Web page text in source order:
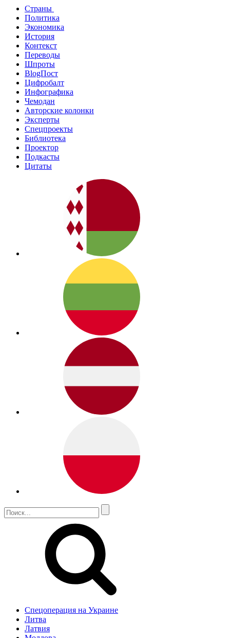
Страны
Политика
Экономика
История
Контекст
Переводы
Шпроты
BlogПост
Цифробалт
Инфографика
Чемодан
Авторские колонки
Эксперты
Спецпроекты
Библиотека
Проектор
Подкасты
Цитаты
Спецоперация на Украине
Литва
Латвия